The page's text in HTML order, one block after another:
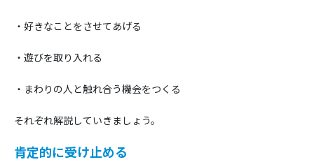
・好きなことをさせてあげる
・遊びを取り入れる
・まわりの人と触れ合う機会をつくる
それぞれ解説していきましょう。
肯定的に受け止める